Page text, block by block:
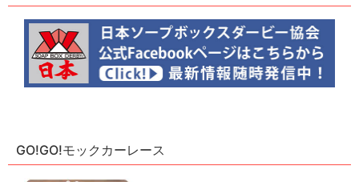
GO!GO!モックカーレース